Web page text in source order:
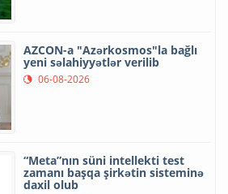
AZCON-a "Azərkosmos"la bağlı
yeni səlahiyyətlər verilib
06-08-2026
“Meta”nın süni intellekti test
zamanı başqa şirkətin sisteminə
daxil olub